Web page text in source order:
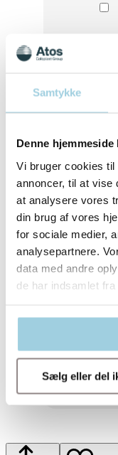
Samtykke
Denne
Vi bruger cookies
annoncer, til at vise
at analysere vores
din brug af vores
for sociale medier,
analysepartnere.
data med andre
de har indsamlet
Sælg eller del
Jeg
en